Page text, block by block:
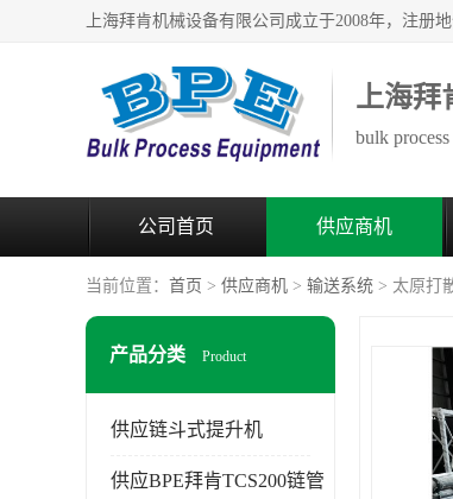
上海拜
bulk
公司首页 供应商机
当前位置： 首页 > 供应商机 > 输送系统 > 太原打
产品分类 Product
供应链斗式提升机
供应BPE拜肯TCS200链管